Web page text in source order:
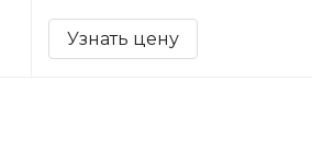
Узнать цену